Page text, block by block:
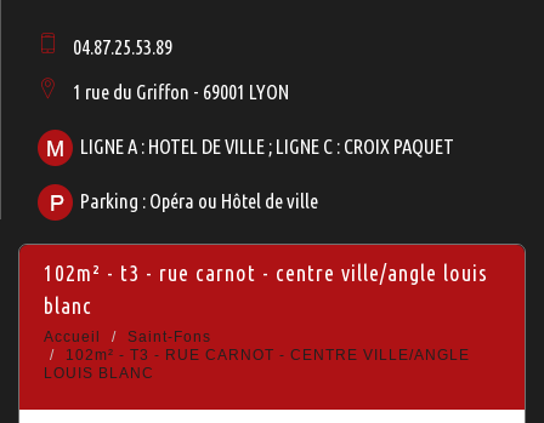
04.87.25.53.89
1 rue du Griffon - 69001 LYON
LIGNE A : HOTEL DE VILLE ; LIGNE C : CROIX PAQUET
Parking : Opéra ou Hôtel de ville
102m² - t3 - rue carnot - centre ville/angle louis
blanc
Accueil
Saint-Fons
102m² - T3 - RUE CARNOT - CENTRE VILLE/ANGLE
LOUIS BLANC